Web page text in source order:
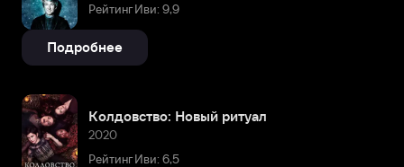
Рейтинг Иви: 9,9
Подробнее
Колдовство: Новый ритуал
2020
Рейтинг Иви: 6,5